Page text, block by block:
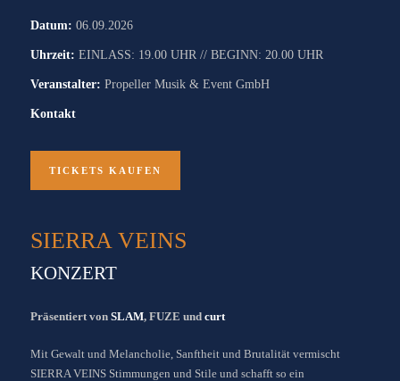
Datum: 06.09.2026
Uhrzeit: EINLASS: 19.00 UHR // BEGINN: 20.00 UHR
Veranstalter: Propeller Musik & Event GmbH
Kontakt
TICKETS KAUFEN
SIERRA VEINS
KONZERT
Präsentiert von SLAM, FUZE und curt
Mit Gewalt und Melancholie, Sanftheit und Brutalität vermischt
SIERRA VEINS Stimmungen und Stile und schafft so ein